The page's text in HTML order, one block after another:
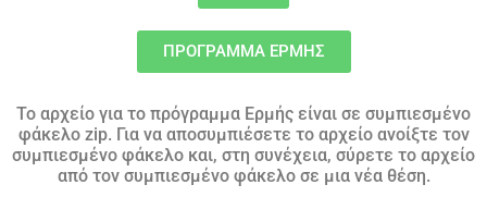
ΠΡΟΓΡΑΜΜΑ ΕΡΜΗΣ
Το αρχείο για το πρόγραμμα Ερμής είναι σε συμπιεσμένο
φάκελο zip. Για να αποσυμπιέσετε το αρχείο ανοίξτε τον
συμπιεσμένο φάκελο και, στη συνέχεια, σύρετε το αρχείο
από τον συμπιεσμένο φάκελο σε μια νέα θέση.